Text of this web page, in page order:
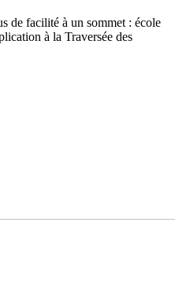
de facilité à un sommet : école
à la Traversée des